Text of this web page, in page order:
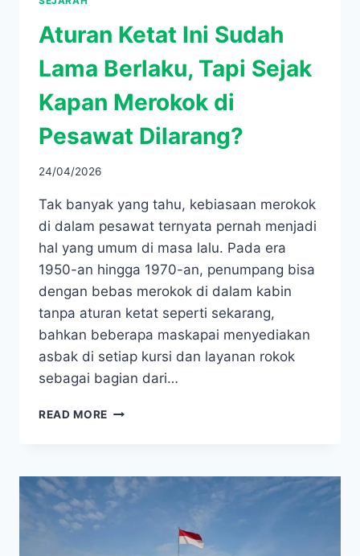
Aturan Ketat Ini Sudah
Lama Berlaku, Tapi Sejak
Kapan Merokok di
Pesawat Dilarang?
24/04/2026
Tak banyak yang tahu, kebiasaan merokok
di dalam pesawat ternyata pernah menjadi
hal yang umum di masa lalu. Pada era
1950-an hingga 1970-an, penumpang bisa
dengan bebas merokok di dalam kabin
tanpa aturan ketat seperti sekarang,
bahkan beberapa maskapai menyediakan
asbak di setiap kursi dan layanan rokok
sebagai bagian dari…
READ MORE ATURAN
LAMA
BERLAKU,